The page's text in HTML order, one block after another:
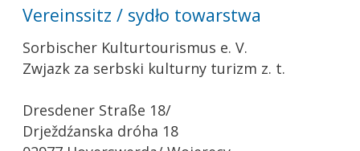
Vereinssitz / sydło towarstwa
Sorbischer Kulturtourismus e. V.
Zwjazk za serbski kulturny turizm z. t.
Dresdener Straße 18/
Drježdźanska dróha 18